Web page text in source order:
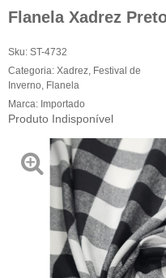
Flanela Xadrez
Sku: ST-4732
Categoria: Xadrez Festival de
Inverno Flanela
Marca: Importado
Produto Indisponível